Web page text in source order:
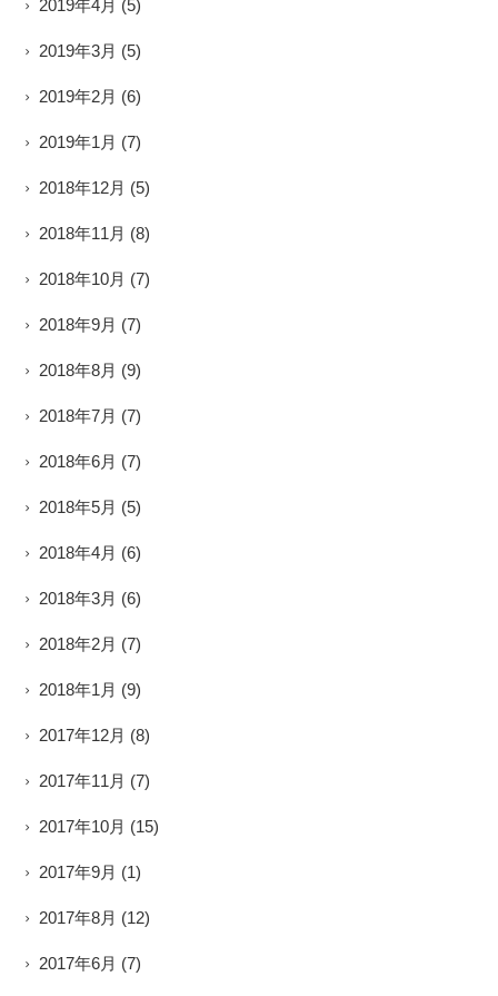
2019年4月 (5)
2019年3月 (5)
2019年2月 (6)
2019年1月 (7)
2018年12月 (5)
2018年11月 (8)
2018年10月 (7)
2018年9月 (7)
2018年8月 (9)
2018年7月 (7)
2018年6月 (7)
2018年5月 (5)
2018年4月 (6)
2018年3月 (6)
2018年2月 (7)
2018年1月 (9)
2017年12月 (8)
2017年11月 (7)
2017年10月 (15)
2017年9月 (1)
2017年8月 (12)
2017年6月 (7)